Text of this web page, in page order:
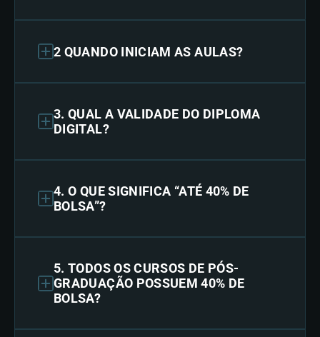
2 QUANDO INICIAM AS AULAS?
3. QUAL A VALIDADE DO DIPLOMA
DIGITAL?
4. O QUE SIGNIFICA “ATÉ 40% DE
BOLSA”?
5. TODOS OS CURSOS DE PÓS-
GRADUAÇÃO POSSUEM 40% DE
BOLSA?